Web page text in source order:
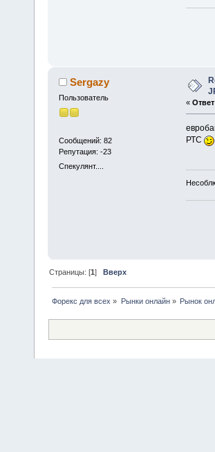
Sergazy
Пользователь
Сообщений: 82
Репутация: -23
Спекулянт....
«
РТС
Страницы: [1]Вверх
Форекс для всех » Рынки онлайн» Рынок